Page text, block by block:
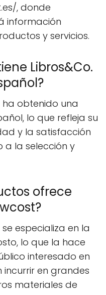
, donde
información
y servicios.
Libros&Co.
ha obtenido una
lo que refleja su
y la satisfacción
a la selección y
ofrece
especializa en la
lo que la hace
interesado en
en grandes
materiales de